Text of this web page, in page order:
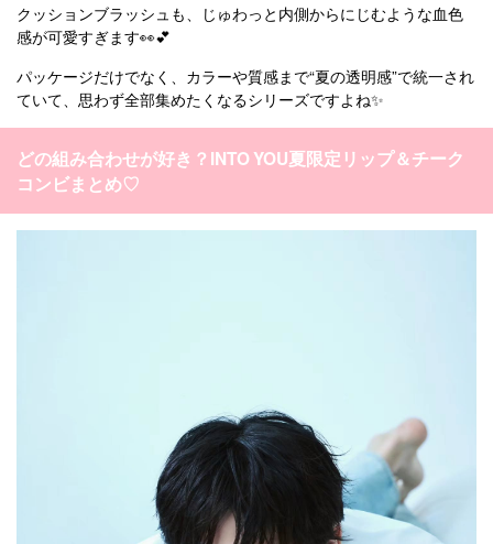
クッションブラッシュも、じゅわっと内側からにじむような血色
感が可愛すぎます👀💕
パッケージだけでなく、カラーや質感まで“夏の透明感”で統一され
ていて、思わず全部集めたくなるシリーズですよね✨
どの組み合わせが好き？INTO YOU夏限定リップ＆チーク
コンビまとめ♡